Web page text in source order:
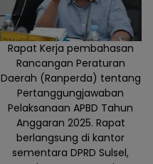
Rapat Kerja pembahasan
Rancangan Peraturan
Daerah (Ranperda) tentang
Pertanggungjawaban
Pelaksanaan APBD Tahun
Anggaran 2025. Rapat
berlangsung di kantor
sementara DPRD Sulsel,